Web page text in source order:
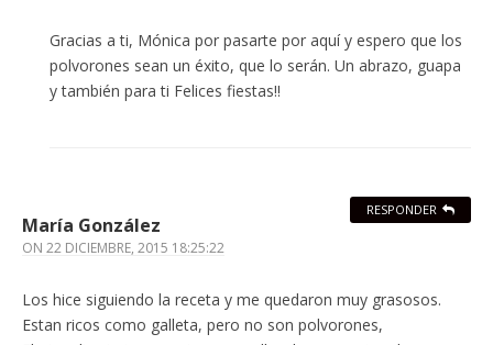
Gracias a ti, Mónica por pasarte por aquí y espero que los
polvorones sean un éxito, que lo serán. Un abrazo, guapa
y también para ti Felices fiestas!!
María González
ON 22 DICIEMBRE, 2015 18:25:22
Los hice siguiendo la receta y me quedaron muy grasosos.
Estan ricos como galleta, pero no son polvorones,
RESPONDER